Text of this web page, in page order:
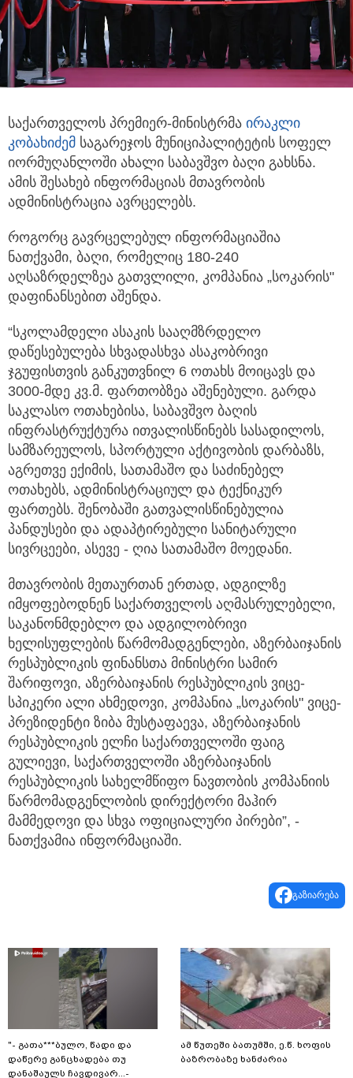
საქართველოს პრემიერ-მინისტრმა ირაკლი
კობახიძემ საგარეჯოს მუნიციპალიტეტის სოფელ
იორმუღანლოში ახალი საბავშვო ბაღი გახსნა.
ამის შესახებ ინფორმაციას მთავრობის
ადმინისტრაცია ავრცელებს.
როგორც გავრცელებულ ინფორმაციაშია
ნათქვამი, ბაღი, რომელიც 180-240
აღსაზრდელზეა გათვლილი, კომპანია „სოკარის"
დაფინანსებით აშენდა.
“სკოლამდელი ასაკის სააღმზრდელო
დაწესებულება სხვადასხვა ასაკობრივი
ჯგუფისთვის განკუთვნილ 6 ოთახს მოიცავს და
3000-მდე კვ.მ. ფართობზეა აშენებული. გარდა
საკლასო ოთახებისა, საბავშვო ბაღის
ინფრასტრუქტურა ითვალისწინებს სასადილოს,
სამზარეულოს, სპორტული აქტივობის დარბაზს,
აგრეთვე ექიმის, სათამაშო და საძინებელ
ოთახებს, ადმინისტრაციულ და ტექნიკურ
ფართებს. შენობაში გათვალისწინებულია
პანდუსები და ადაპტირებული სანიტარული
სივრცეები, ასევე - ღია სათამაშო მოედანი.
მთავრობის მეთაურთან ერთად, ადგილზე
იმყოფებოდნენ საქართველოს აღმასრულებელი,
საკანონმდებლო და ადგილობრივი
ხელისუფლების წარმომადგენლები, აზერბაიჯანის
რესპუბლიკის ფინანსთა მინისტრი სამირ
შარიფოვი, აზერბაიჯანის რესპუბლიკის ვიცე-
სპიკერი ალი ახმედოვი, კომპანია „სოკარის" ვიცე-
პრეზიდენტი ზიბა მუსტაფაევა, აზერბაიჯანის
რესპუბლიკის ელჩი საქართველოში ფაიგ
გულიევი, საქართველოში აზერბაიჯანის
რესპუბლიკის სახელმწიფო ნავთობის კომპანიის
წარმომადგენლობის დირექტორი მაჰირ
მამმედოვი და სხვა ოფიციალური პირები”, -
ნათქვამია ინფორმაციაში.
გაზიარება
"- გათა***ბულო, წადი და
დაწერე განცხადება თუ
დანაშაულს ჩავდივარ...-
ამ წუთეში ბათუმში, ე.წ. ხოფის
ბაზრობაზე ხანძარია